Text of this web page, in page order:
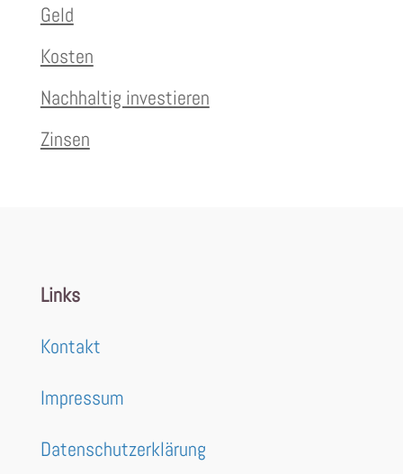
Geld
Kosten
Nachhaltig investieren
Zinsen
Links
Kontakt
Impressum
Datenschutzerklärung